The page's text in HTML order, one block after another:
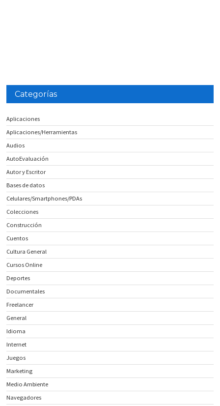
Categorías
Aplicaciones
Aplicaciones/Herramientas
Audios
AutoEvaluación
Autor y Escritor
Bases de datos
Celulares/Smartphones/PDAs
Colecciones
Construcción
Cuentos
Cultura General
Cursos Online
Deportes
Documentales
Freelancer
General
Idioma
Internet
Juegos
Marketing
Medio Ambiente
Navegadores